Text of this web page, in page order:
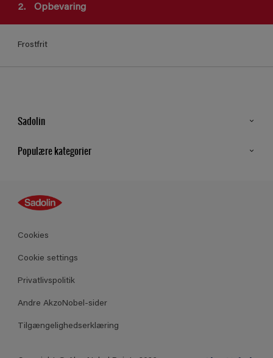
2. Opbevaring
Frostfrit
Sadolin
Populære kategorier
Farver
Produkter
Cookies
Cookie settings
Privatlivspolitik
Andre AkzoNobel-sider
Tilgængelighedserklæring